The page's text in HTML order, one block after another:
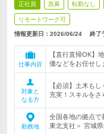
正社員 急募 転勤なし
リモートワーク可
情報更新日：2026/06/24 終了
仕事内容
【直行直帰OK】
価などをお任せし
対象と
なる方
【必須】土木も
充実！スキルをさ
勤務地
全国各地の拠点で
東北支社＞ 宮城